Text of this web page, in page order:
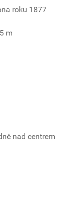
roku 1877
m
nad centrem